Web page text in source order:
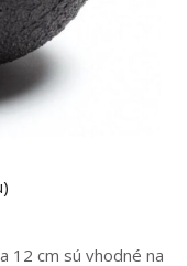
12 cm sú vhodné na